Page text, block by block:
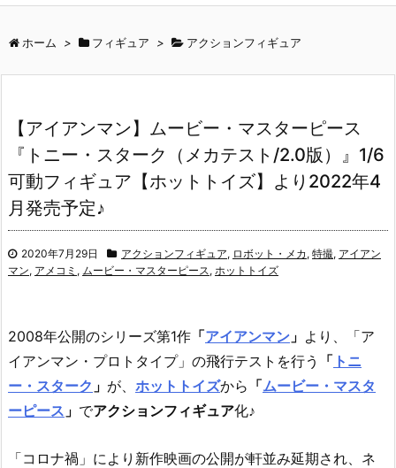
ホーム > フィギュア > アクションフィギュア
【アイアンマン】ムービー・マスターピース
『トニー・スターク（メカテスト/2.0版）』1/6
可動フィギュア【ホットトイズ】より2022年4
月発売予定♪
2020年7月29日 アクションフィギュア, ロボット・メカ , 特撮, アイアン
マン, アメコミ , ムービー・マスターピース, ホットトイズ
2008年公開のシリーズ第1作 「アイアンマン 」 より、
「ア
イアンマン・プロトタイプ」の飛行テストを行う
「 トニ
ー・スターク 」 が、 ホットトイズから 「ムービー・マスタ
ーピース 」 でアクションフィギュア化♪
「コロナ禍」により新作映画の公開が軒並み延期され、ネ